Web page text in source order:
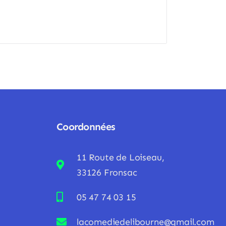
Coordonnées
11 Route de Loiseau,
33126 Fronsac
05 47 74 03 15
lacomediedelibourne@gmail.com